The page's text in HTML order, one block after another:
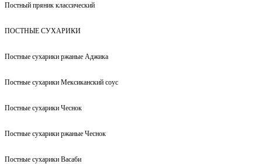
Постный пряник классический
ПОСТНЫЕ СУХАРИКИ
Постные сухарики ржаные Аджика
Постные сухарики Мексиканский соус
Постные сухарики Чеснок
Постные сухарики ржаные Чеснок
Постные сухарики Васаби